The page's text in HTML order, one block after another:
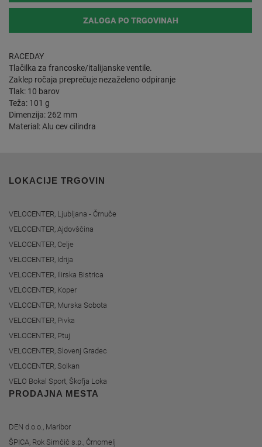
ZALOGA PO TRGOVINAH
RACEDAY
Tlačilka za francoske/italijanske ventile.
Zaklep ročaja preprečuje nezaželeno odpiranje
Tlak: 10 barov
Teža: 101 g
Dimenzija: 262 mm
Material: Alu cev cilindra
LOKACIJE TRGOVIN
VELOCENTER, Ljubljana - Črnuče
VELOCENTER, Ajdovščina
VELOCENTER, Celje
VELOCENTER, Idrija
VELOCENTER, Ilirska Bistrica
VELOCENTER, Koper
VELOCENTER, Murska Sobota
VELOCENTER, Pivka
VELOCENTER, Ptuj
VELOCENTER, Slovenj Gradec
VELOCENTER, Solkan
VELO Bokal Sport, Škofja Loka
PRODAJNA MESTA
DEN d.o.o., Maribor
ŠPICA, Rok Simčič s.p., Črnomelj